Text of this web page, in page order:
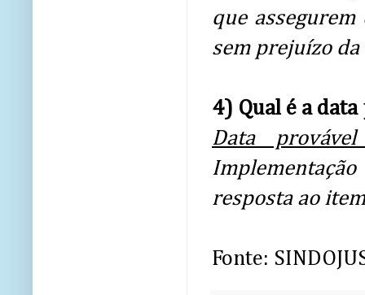
que
sem prejuízo
4) Qual é a
Data
resposta ao
Fonte: